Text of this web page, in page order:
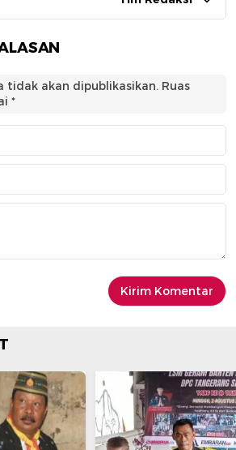
tidak akan dipublikasikan. Ruas
*